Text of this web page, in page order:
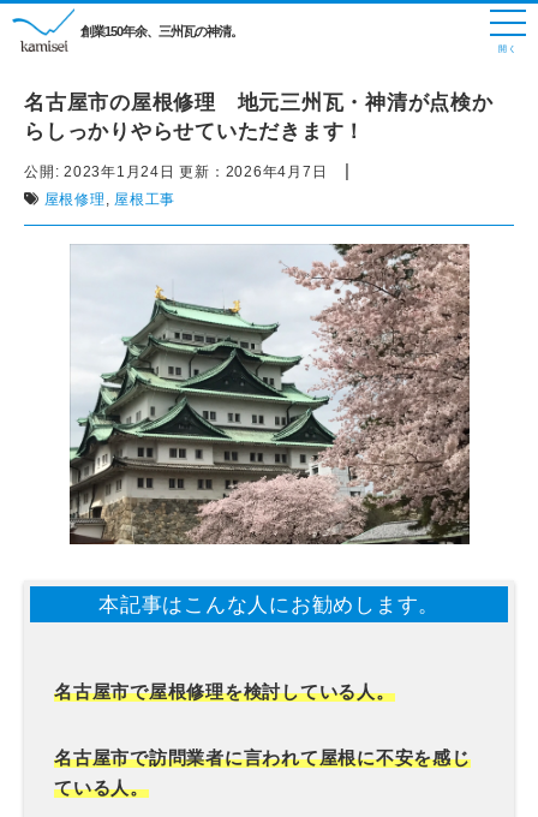
創業150年余、三州瓦の神清。
名古屋市の屋根修理 地元三州瓦・神清が点検か
らしっかりやらせていただきます！
公開: 2023年1月24日 更新： 2026年4月7日 |
屋根修理 , 屋根工事
本記事はこんな人にお勧めします。
名古屋市で屋根修理を検討している人。
名古屋市で訪問業者に言われて屋根に不安を感じ
ている人。